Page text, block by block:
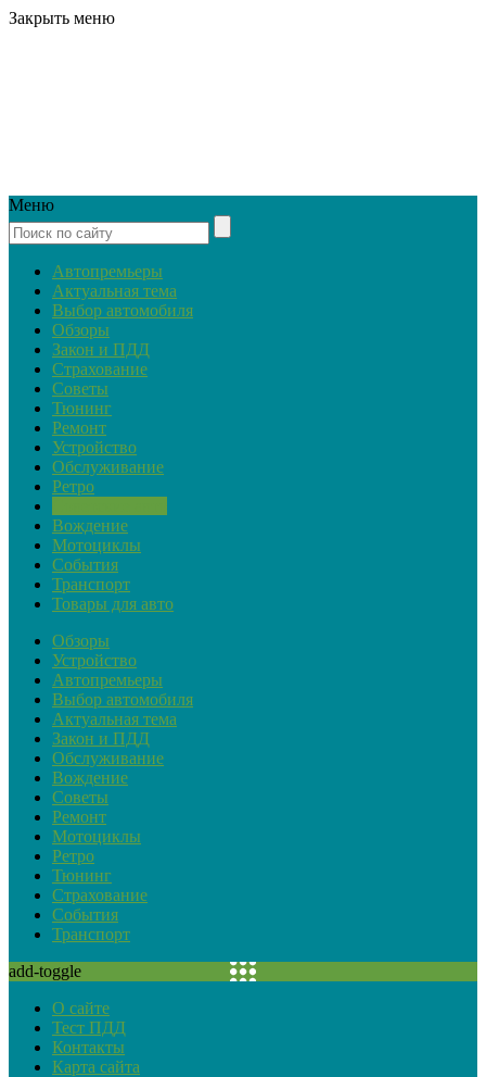
Закрыть меню
Меню
Автопремьеры
Актуальная тема
Выбор автомобиля
Обзоры
Закон и ПДД
Страхование
Советы
Тюнинг
Ремонт
Устройство
Обслуживание
Ретро
Вождение
Мотоциклы
События
Транспорт
Товары для авто
Обзоры
Устройство
Автопремьеры
Выбор автомобиля
Актуальная тема
Закон и ПДД
Обслуживание
Вождение
Советы
Ремонт
Мотоциклы
Ретро
Тюнинг
Страхование
События
Транспорт
add-toggle
О сайте
Тест ПДД
Контакты
Карта сайта